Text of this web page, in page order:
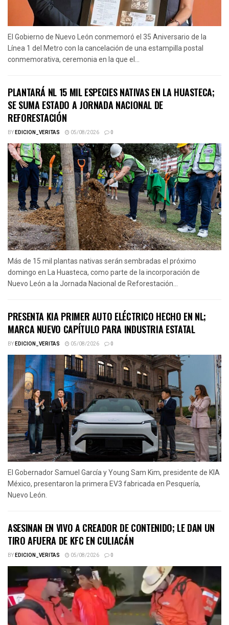
El Gobierno de Nuevo León conmemoró el 35 Aniversario de la
Línea 1 del Metro con la cancelación de una estampilla postal
conmemorativa, ceremonia en la que el...
PLANTARÁ NL 15 MIL ESPECIES NATIVAS EN LA HUASTECA;
SE SUMA ESTADO A JORNADA NACIONAL DE
REFORESTACIÓN
BYEDICION_VERITAS 05/08/2026 0
Más de 15 mil plantas nativas serán sembradas el próximo
domingo en La Huasteca, como parte de la incorporación de
Nuevo León a la Jornada Nacional de Reforestación...
PRESENTA KIA PRIMER AUTO ELÉCTRICO HECHO EN NL;
MARCA NUEVO CAPÍTULO PARA INDUSTRIA ESTATAL
BYEDICION_VERITAS 05/08/2026 0
El Gobernador Samuel García y Young Sam Kim, presidente de KIA
México, presentaron la primera EV3 fabricada en Pesquería,
Nuevo León.
ASESINAN EN VIVO A CREADOR DE CONTENIDO; LE DAN UN
TIRO AFUERA DE KFC EN CULIACÁN
BYEDICION_VERITAS 05/08/2026 0